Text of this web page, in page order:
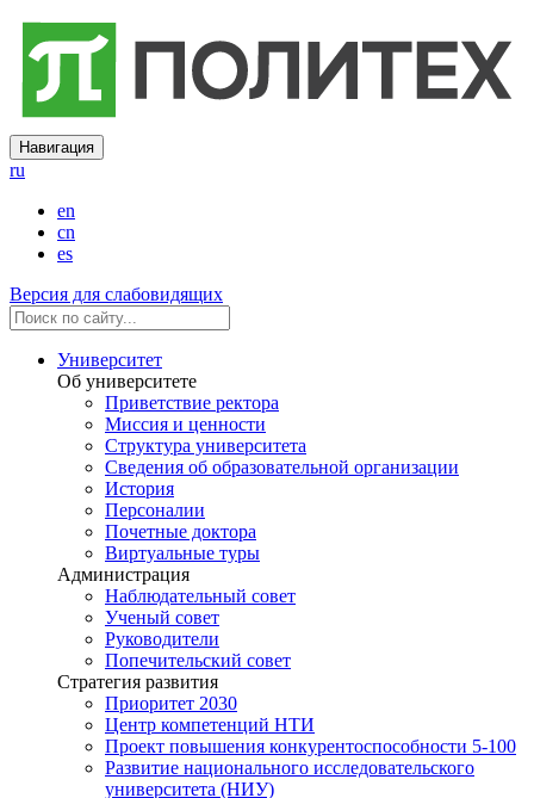
Навигация
ru
en
cn
es
Версия для слабовидящих
Университет
Об университете
Приветствие ректора
Миссия и ценности
Структура университета
Сведения об образовательной организации
История
Персоналии
Почетные доктора
Виртуальные туры
Администрация
Наблюдательный совет
Ученый совет
Руководители
Попечительский совет
Стратегия развития
Приоритет 2030
Центр компетенций НТИ
Проект повышения конкурентоспособности 5-100
Развитие национального исследовательского
университета (НИУ)